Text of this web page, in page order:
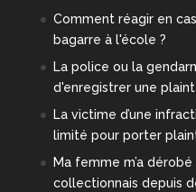
Comment réagir en
bagarre à l'école ?
La police ou la
d'enregistrer une
La victime d’une
limité pour porter
Ma femme m’a
collectionnais depuis